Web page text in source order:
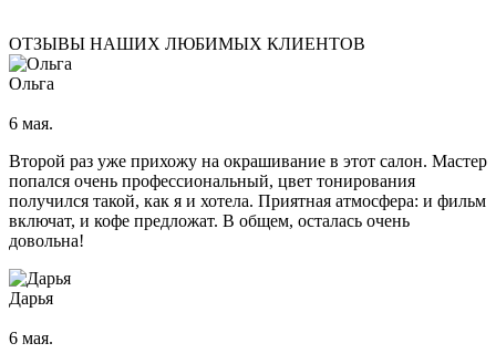
Электроэпиляция лица
Эпиляция глубокого бикини
Лазерная эпиляция верхней губы
Лазерная эпиляция живота
Лазерная эпиляция лица
Лазерная эпиляция ног
ОТЗЫВЫ НАШИХ ЛЮБИМЫХ КЛИЕНТОВ
Ольга
6 мая.
Второй раз уже прихожу на окрашивание в этот салон. Мастер
попался очень профессиональный, цвет тонирования
получился такой, как я и хотела. Приятная атмосфера: и фильм
включат, и кофе предложат. В общем, осталась очень
довольна!
Дарья
6 мая.